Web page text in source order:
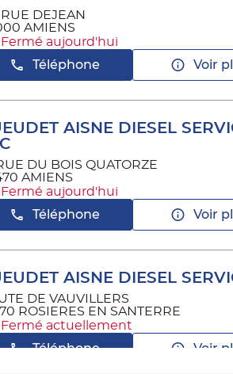
RUE DEJEAN
AMIENS
Fermé aujourd'hui
Téléphone
Voir
AISNE DIESEL
DU BOIS QUATORZE
AMIENS
Fermé aujourd'hui
Téléphone
Voir
AISNE DIESEL
DE VAUVILLERS
ROSIERES EN SANTERRE
Fermé actuellement
Téléphone
Voir